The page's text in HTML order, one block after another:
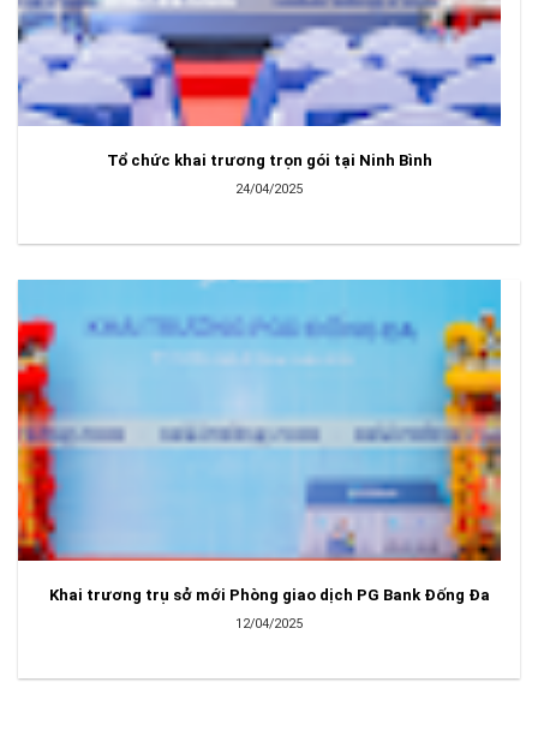
Tổ chức khai trương trọn gói tại Ninh Bình
24/04/2025
Khai trương trụ sở mới Phòng giao dịch PG Bank Đống Đa
12/04/2025